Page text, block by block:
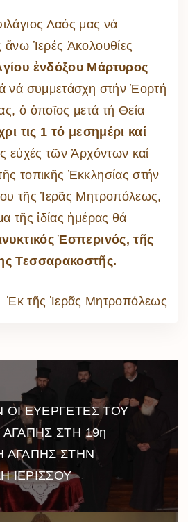
Λαός μας νά
Ἱερές Ἀκολουθίες
ἐνδόξου Μάρτυρος
νά συμμετάσχη στήν Ἑορτή
ὁ ὁποῖος μετά τή Θεία
τις 1 τό μεσημέρι καί
εὐχές τῶν Ἀρχόντων καί
τοπικῆς Ἐκκλησίας στήν
τῆς Ἱερᾶς Μητροπόλεως,
τῆς ἰδίας ἡμέρας θά
Ἑσπερινός, τῆς
Τεσσαρακοστῆς.
Ἐκ τῆς Ἱερᾶς Μητροπόλεως
ΟΙ ΕΥΕΡΓΕΤΕΣ ΤΟΥ
ΣΤΗ 19η
ΑΓΑΠΗΣ ΣΤΗΝ
ΙΕΡΙΣΣΟΥ